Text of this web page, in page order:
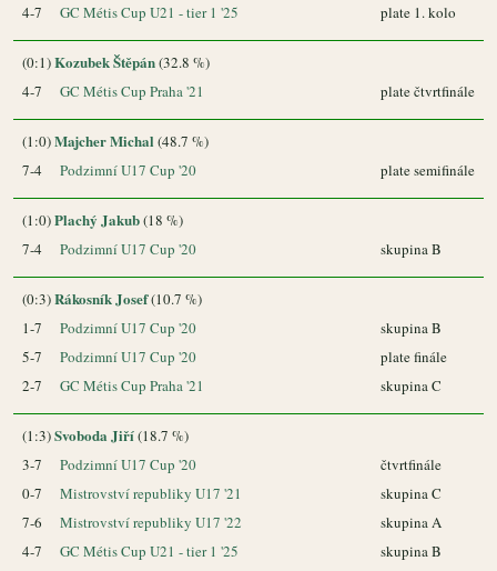
4-7
GC Métis Cup U21 - tier 1 '25 plate 1. kolo
(0:1)Kozubek Štěpán(32.8 %)
4-7
GC Métis Cup Praha '21 plate čtvrtfinále
(1:0)Majcher Michal (48.7 %)
7-4
Podzimní U17 Cup '20 plate semifinále
(1:0)Plachý Jakub(18 %)
7-4
Podzimní U17 Cup '20 skupina B
(0:3)Rákosník Josef(10.7 %)
1-7
Podzimní U17 Cup '20
skupina B
5-7
Podzimní U17 Cup '20
plate finále
2-7
GC Métis Cup Praha '21 skupina C
(1:3)Svoboda Jiří(18.7 %)
3-7
Podzimní U17 Cup '20
čtvrtfinále
0-7
Mistrovství republiky U17 '21
skupina C
7-6
Mistrovství republiky U17 '22
skupina A
4-7
GC Métis Cup U21 - tier 1 '25 skupina B